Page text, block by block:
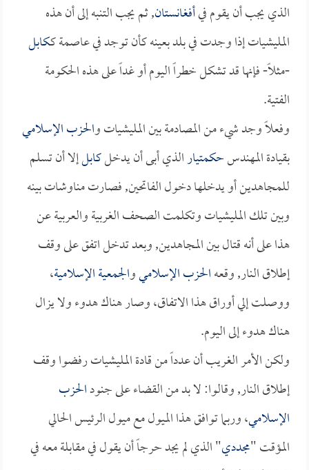
الذي يجب أن يقوم فيأفغانستان, ثم يجب التنبه إلى أن هذه
المليشيات إذا وجدت في بلد بعينه كأن توجد في عاصمة كـكابل
-مثلاً- فإنها قد تشكل خطراً اليوم أو غداً على هذه الحكومة
الفتية.
وفعلاً وجد شيء من المصادمة بين المليشيات والحزب الإسلامي
بقيادة المهندسحكمتيارالذي أبى أن يدخلكابلإلا أن تسلم
للمجاهدين أو يدخلها دخول الفاتحين, فصارت مناوشات بينه
وبين تلك المليشيات وتكلمت الصحف الغربية والعربية عن
هذا على أنه قتال بين المجاهدين, وبعد تدخل اتفق على وقف
إطلاق النار, وقعهالحزب الإسلاميوالجمعية الإسلامية،
ووصلت إلي أوراق هذا الاتفاق، وصار هناك هدوء ولا يزال
هناك هدوء إلى اليوم.
ولكن الأمر الغريب أن عدداً من قادة المليشيات رفضوا وقف
إطلاق النار, وقالوا: لا بد من القضاء على جنودالحزب
الإسلامي، وربما توافق هذا الميول مع ميول الرئيس الحالي
المؤقت "مجددي" الذي لم يجد حرجاً أن يقول في مقابلة معه في